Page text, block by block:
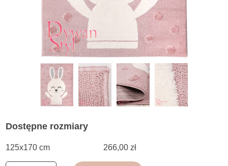
Dostępne rozmiary
125x170 cm 266,00 zł